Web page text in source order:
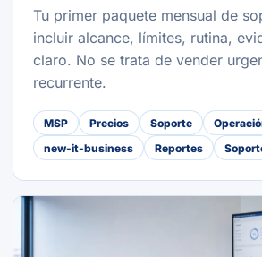
Tu primer paquete mensual de
incluir alcance, límites, rutina,
claro. No se trata de vender
recurrente.
MSP Precios Soporte
new-it-business
Reportes